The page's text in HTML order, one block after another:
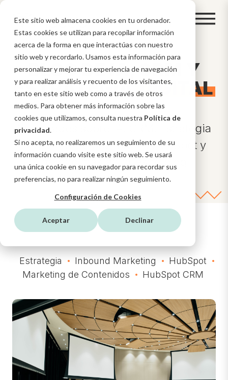
Este sitio web almacena cookies en tu ordenador.
Estas cookies se utilizan para recopilar información
acerca de la forma en que interactúas con nuestro
sitio web y recordarlo. Usamos esta información para
personalizar y mejorar tu experiencia de navegación
y para realizar análisis y recuento de los visitantes,
tanto en este sitio web como a través de otros
medios. Para obtener más información sobre las
cookies que utilizamos, consulta nuestra Política de
privacidad.
Si no acepta, no realizaremos un seguimiento de su
información cuando visite este sitio web. Se usará
una única cookie en su navegador para recordar sus
preferencias, no para realizar ningún seguimiento.
Configuración de Cookies
Aceptar Declinar
BLOG DE IA, CRM Y
ESTRATEGIADIGITAL
Novedades sobre IA, CRM, Estrategia
Digital, funcionalidades HubSpot y
mucho más en nuestro blog
Estrategia Inbound Marketing
HubSpot
Marketing de Contenidos
HubSpot CRM